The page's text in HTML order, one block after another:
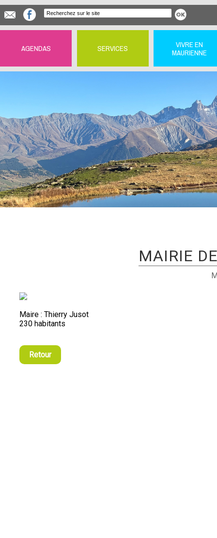
AGENDAS SERVICES
VIVRE EN
MAURIENNE
MAIRIE
Maire : Thierry Jusot
230 habitants
Retour